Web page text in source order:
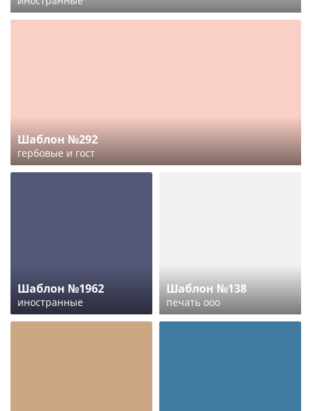
Шаблон №292
гербовые и гост
Шаблон №1962
иностранные
Шаблон №138
печать ооо